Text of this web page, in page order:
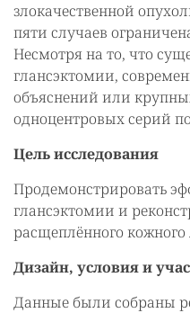
злокачественной
пяти случаев
Несмотря на то, что
глансэктомии,
объяснений или
одноцентровых серий
Цель исследования
Продемонстрировать
глансэктомии и
расщеплённого кожного
Дизайн, условия и
Данные были собраны